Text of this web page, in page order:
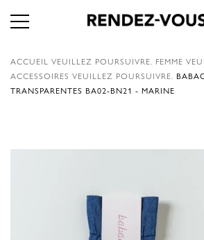
ACCUEIL VEUILLEZ POURSUIVRE. FEMME
ACCESSOIRES VEUILLEZ POURSUIVRE.
TRANSPARENTES BA02-BN21 - MARINE